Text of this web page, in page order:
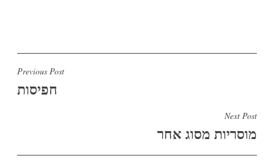
ניווט
Previous Post
חפיסות
Next Post
מוסריות מסוג אחר